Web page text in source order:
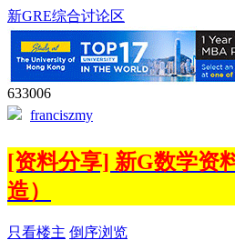
新GRE综合讨论区
633006
franciszmy
[资料分享] 新G数学资
造）
只看楼主 倒序浏览